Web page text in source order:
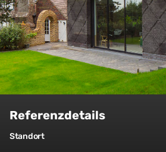
Referenzdetails
Standort